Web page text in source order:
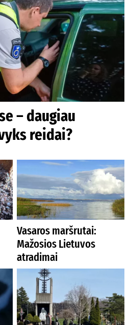
– daugiau
reidai?
Vasaros maršrutai:
Mažosios Lietuvos
atradimai